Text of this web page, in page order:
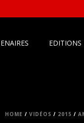
EDITIONS
HOME / VIDÉOS / 2015 /